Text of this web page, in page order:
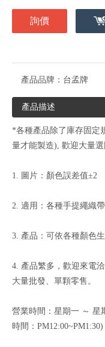
詢價
產品品牌： 台孟牌
產品描述
*各種產品除了庫存固定
量才能製造), 歡迎大量選
1. 圖片：顏色誤差值±2
2. 適用：各種手提繩織帶
3. 產品：可依各種顏色生
4. 產品繁多，歡迎來電
大量批發、單顆零售。
營業時間：星期一 ～ 星
時間：PM12:00~PM1:30)